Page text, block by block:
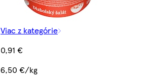
Viac z kategórie
0,91 €
6,50 €/kg